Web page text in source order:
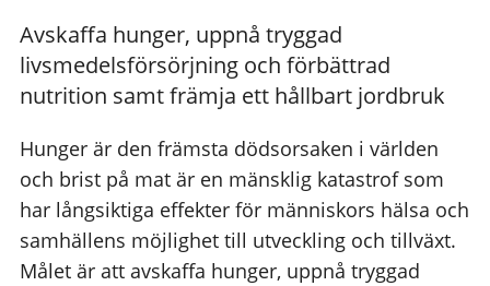
Avskaffa hunger, uppnå tryggad
livsmedelsförsörjning och förbättrad
nutrition samt främja ett hållbart jordbruk
Hunger är den främsta dödsorsaken i världen
och brist på mat är en mänsklig katastrof som
har långsiktiga effekter för människors hälsa och
samhällens möjlighet till utveckling och tillväxt.
Målet är att avskaffa hunger, uppnå tryggad